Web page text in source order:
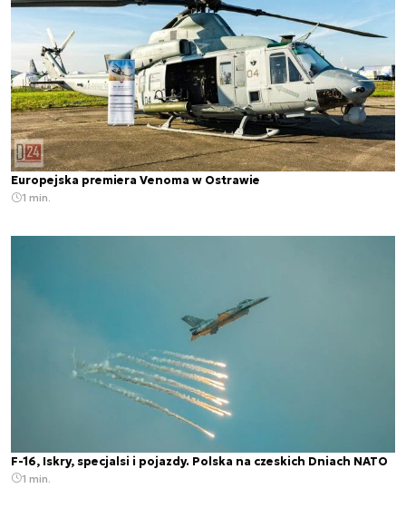
Europejska premiera Venoma w Ostrawie
1 min.
F-16, Iskry, specjalsi i pojazdy. Polska na czeskich Dniach NATO
1 min.